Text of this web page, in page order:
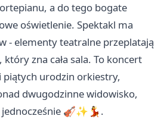
a do tego bogate
oświetlenie. Spektakl ma
- elementy teatralne przeplatają
zna cała sala. To koncert
piątych urodzin orkiestry,
dwugodzinne widowisko,
🎻✨💃.